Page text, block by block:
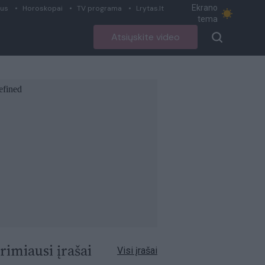
Horoskopai TV programa Lrytas.lt
Ekrano
tema
Atsiųskite video
įrašai Visi įrašai